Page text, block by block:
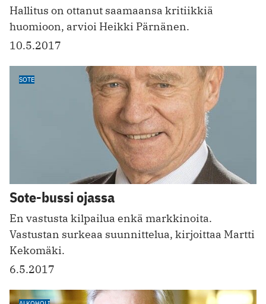
Hallitus on ottanut saamaansa kritiikkiä
huomioon, arvioi Heikki Pärnänen.
10.5.2017
SOTE
Sote-bussi ojassa
En vastusta kilpailua enkä markkinoita.
Vastustan surkeaa suunnittelua, kirjoittaa Martti
Kekomäki.
6.5.2017